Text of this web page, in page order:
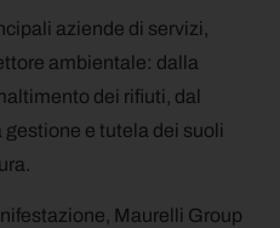
aziende di servizi,
ambientale: dalla
dei rifiuti, dal
e tutela dei suoli
Maurelli Group